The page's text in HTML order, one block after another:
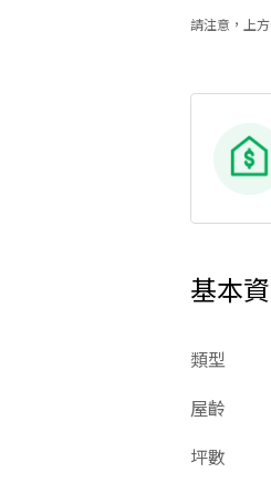
請注意，上
基本
類型
屋齡
坪數